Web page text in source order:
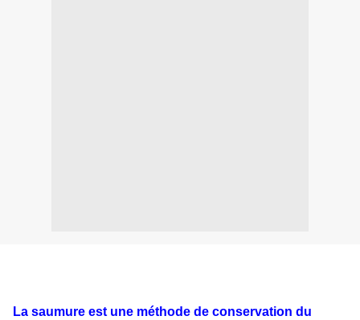
La saumure est une méthode de conservation du